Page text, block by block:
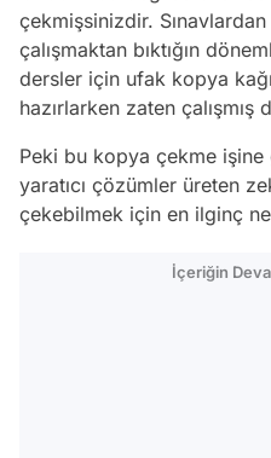
çekmişsinizdir.
çalışmaktan bıktığın
dersler için ufak kopya
hazırlarken zaten
Peki bu kopya çekme
yaratıcı çözümler üreten
çekebilmek için en ilginç ne
İçeriğin